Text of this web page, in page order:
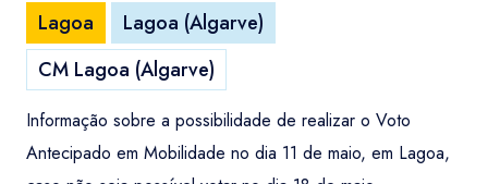
Lagoa
Lagoa (Algarve)
CM Lagoa (Algarve)
Informação sobre a possibilidade de realizar o Voto
Antecipado em Mobilidade no dia 11 de maio, em Lagoa,